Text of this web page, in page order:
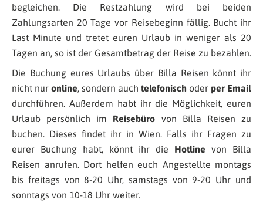
begleichen. Die Restzahlung wird bei beiden
Zahlungsarten 20 Tage vor Reisebeginn fällig. Bucht ihr
Last Minute und tretet euren Urlaub in weniger als 20
Tagen an, so ist der Gesamtbetrag der Reise zu bezahlen.
Die Buchung eures Urlaubs über Billa Reisen könnt ihr
nicht nur online, sondern auch telefonisch oder per Email
durchführen. Außerdem habt ihr die Möglichkeit, euren
Urlaub persönlich im Reisebüro von Billa Reisen zu
buchen. Dieses findet ihr in Wien. Falls ihr Fragen zu
eurer Buchung habt, könnt ihr die Hotline von Billa
Reisen anrufen. Dort helfen euch Angestellte montags
bis freitags von 8-20 Uhr, samstags von 9-20 Uhr und
sonntags von 10-18 Uhr weiter.